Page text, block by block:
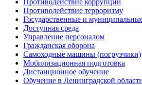
Противодействие терроризму
Государственные и
Доступная среда
Управление персоналом
Гражданская оборона
Самоходные машины (погрузчики)
Мобилизационная подготовка
Дистанционное обучение
Обучение в Ленинградской